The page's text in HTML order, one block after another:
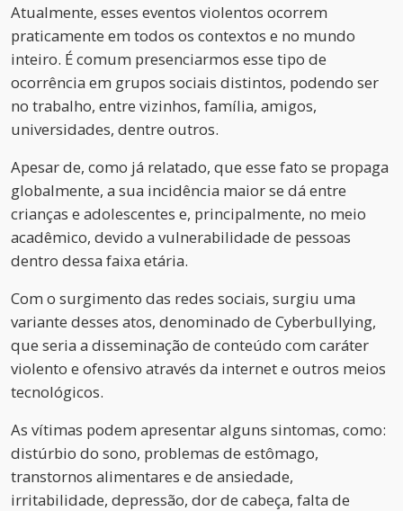
Atualmente, esses eventos violentos ocorrem
praticamente em todos os contextos e no mundo
inteiro. É comum presenciarmos esse tipo de
ocorrência em grupos sociais distintos, podendo ser
no trabalho, entre vizinhos, família, amigos,
universidades, dentre outros.
Apesar de, como já relatado, que esse fato se propaga
globalmente, a sua incidência maior se dá entre
crianças e adolescentes e, principalmente, no meio
acadêmico, devido a vulnerabilidade de pessoas
dentro dessa faixa etária.
Com o surgimento das redes sociais, surgiu uma
variante desses atos, denominado de Cyberbullying,
que seria a disseminação de conteúdo com caráter
violento e ofensivo através da internet e outros meios
tecnológicos.
As vítimas podem apresentar alguns sintomas, como:
distúrbio do sono, problemas de estômago,
transtornos alimentares e de ansiedade,
irritabilidade, depressão, dor de cabeça, falta de